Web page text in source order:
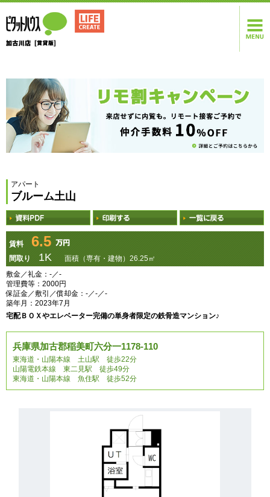
アパート
ブルーム土山
賃料 6.5
間取り 1K
面積（専有・建物）26.25㎡
敷金／礼金：-／-
管理費等：2000円
保証金／敷引／償却金：-／-／-
築年月：2023年7月
宅配ＢＯＸやエレベーター完備の単身者限定の鉄骨造マンション♪
兵庫県加古郡稲美町六分一1178-110
東海道・山陽本線 土山駅 徒歩22分
山陽電鉄本線 東二見駅 徒歩49分
東海道・山陽本線 魚住駅 徒歩52分